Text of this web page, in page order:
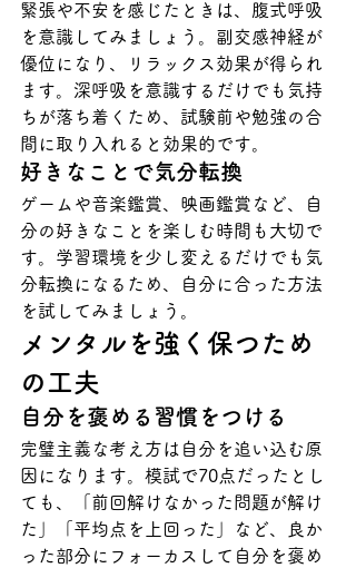
緊張や不安を感じたときは、腹式呼吸
を意識してみましょう。副交感神経が
優位になり、リラックス効果が得られ
ます。深呼吸を意識するだけでも気持
ちが落ち着くため、試験前や勉強の合
間に取り入れると効果的です。
好きなことで気分転換
ゲームや音楽鑑賞、映画鑑賞など、自
分の好きなことを楽しむ時間も大切で
す。学習環境を少し変えるだけでも気
分転換になるため、自分に合った方法
を試してみましょう。
メンタルを強く保つため
の工夫
自分を褒める習慣をつける
完璧主義な考え方は自分を追い込む原
因になります。模試で70点だったとし
ても、「前回解けなかった問題が解け
た」「平均点を上回った」など、良か
った部分にフォーカスして自分を褒め